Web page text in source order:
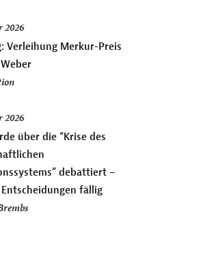
2026
Verleihung Merkur-Preis
2026
über die “Krise des
debattiert –
fällig